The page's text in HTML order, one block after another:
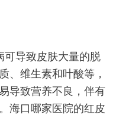
导致皮肤大量的脱
、维生素和叶酸等，
导致营养不良，伴有
海口哪家医院的红皮